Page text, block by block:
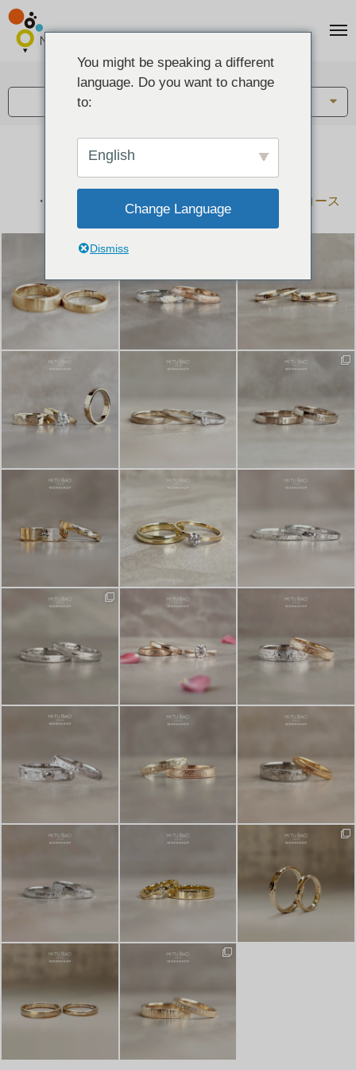
結婚指輪とペアリングのデザイン集
下記コースで手作りされた作品をご紹介します
手作り結婚指輪コース
手作りペアリングコース
You might be speaking a different
language. Do you want to change
to:
English
Change Language
Dismiss